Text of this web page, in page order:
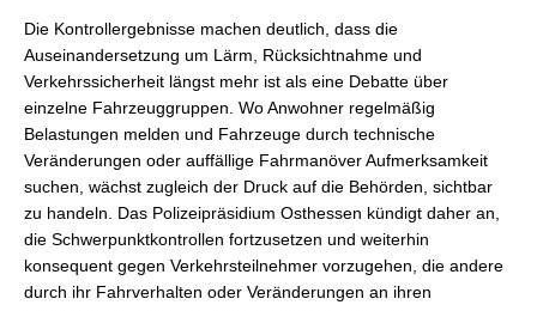
Die Kontrollergebnisse machen deutlich, dass die
Auseinandersetzung um Lärm, Rücksichtnahme und
Verkehrssicherheit längst mehr ist als eine Debatte über
einzelne Fahrzeuggruppen. Wo Anwohner regelmäßig
Belastungen melden und Fahrzeuge durch technische
Veränderungen oder auffällige Fahrmanöver Aufmerksamkeit
suchen, wächst zugleich der Druck auf die Behörden, sichtbar
zu handeln. Das Polizeipräsidium Osthessen kündigt daher an,
die Schwerpunktkontrollen fortzusetzen und weiterhin
konsequent gegen Verkehrsteilnehmer vorzugehen, die andere
durch ihr Fahrverhalten oder Veränderungen an ihren